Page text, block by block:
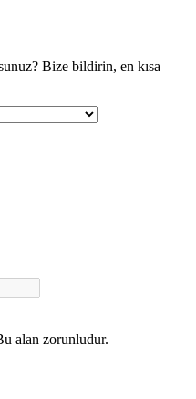
Bize bildirin, en kısa
alan zorunludur.